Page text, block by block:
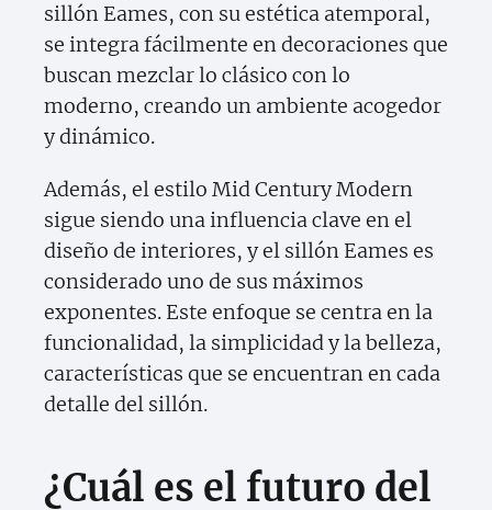
sillón Eames, con su estética atemporal,
se integra fácilmente en decoraciones que
buscan mezclar lo clásico con lo
moderno, creando un ambiente acogedor
y dinámico.
Además, el estilo Mid Century Modern
sigue siendo una influencia clave en el
diseño de interiores, y el sillón Eames es
considerado uno de sus máximos
exponentes. Este enfoque se centra en la
funcionalidad, la simplicidad y la belleza,
características que se encuentran en cada
detalle del sillón.
¿Cuál es el futuro del